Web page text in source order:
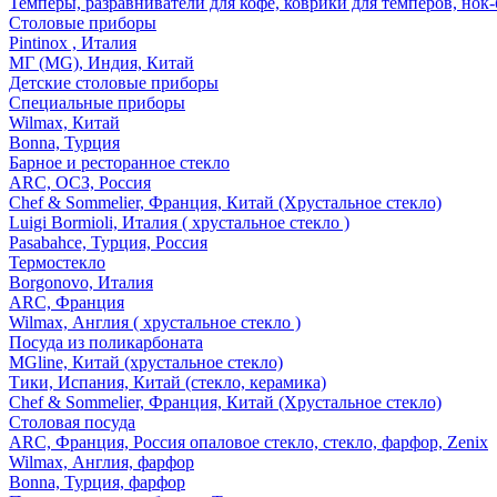
Столовые приборы
Pintinox , Италия
МГ (MG), Индия, Китай
Детские столовые приборы
Специальные приборы
Wilmax, Китай
Bonna, Турция
Барное и ресторанное стекло
ARC, ОСЗ, Россия
Chef & Sommelier, Франция, Китай (Хрустальное стекло)
Luigi Bormioli, Италия ( хрустальное стекло )
Pasabahce, Турция, Россия
Термостекло
Borgonovo, Италия
ARC, Франция
Wilmax, Англия ( хрустальное стекло )
Посуда из поликарбоната
MGline, Китай (хрустальное стекло)
Тики, Испания, Китай (стекло, керамика)
Chef & Sommelier, Франция, Китай (Хрустальное стекло)
Столовая посуда
ARC, Франция, Россия опаловое стекло, стекло, фарфор, Zenix
Wilmax, Англия, фарфор
Bonna, Турция, фарфор